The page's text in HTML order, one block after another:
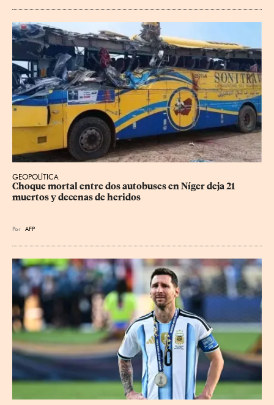
GEOPOLÍTICA
Choque mortal entre dos autobuses en Níger deja 21
muertos y decenas de heridos
Por AFP